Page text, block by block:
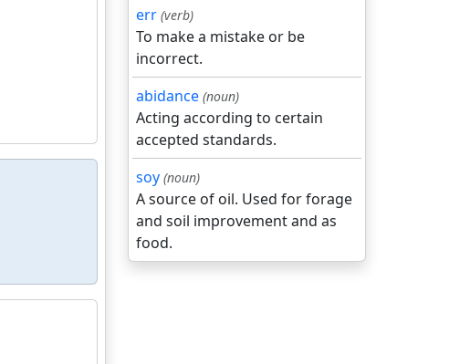
err (verb)
To make a mistake or be
incorrect.
abidance (noun)
Acting according to certain
accepted standards.
soy (noun)
A source of oil. Used for forage
and soil improvement and as
food.